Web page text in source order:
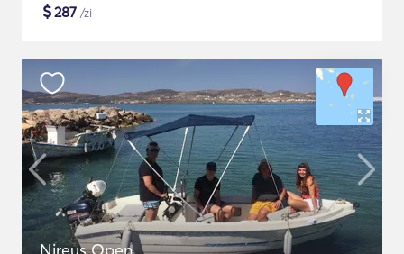
$287 /zi